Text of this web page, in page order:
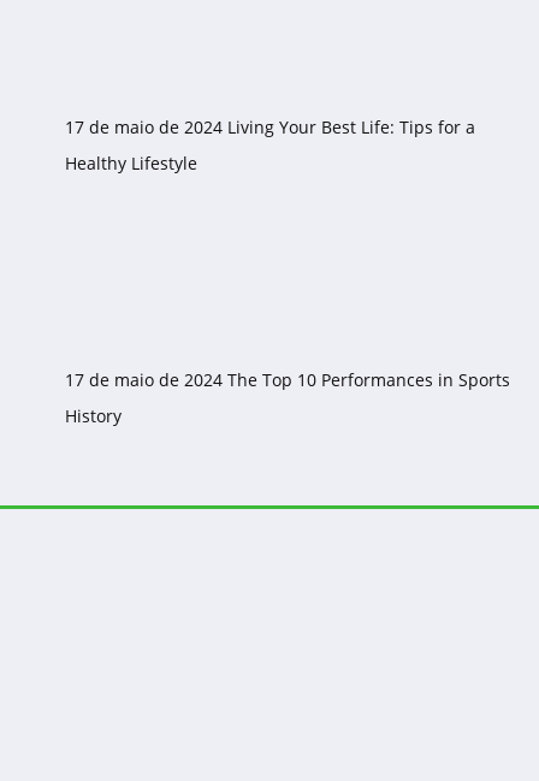
17 de maio de 2024 Living Your Best Life: Tips for a
Healthy Lifestyle
17 de maio de 2024 The Top 10 Performances in Sports
History